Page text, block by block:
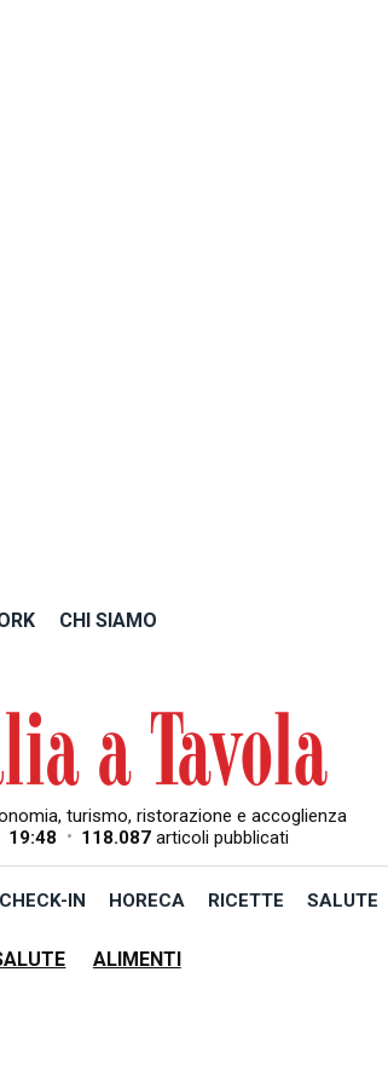
CHI SIAMO
turismo, ristorazione e accoglienza
19:48 • 118.087 articoli pubblicati
CHECK-IN HORECA RICETTE SALUTE
ALIMENTI